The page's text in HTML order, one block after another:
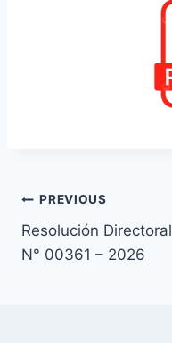
Navegación
de
PREVIOUS
Resolución Directoral
N° 00361 – 2026